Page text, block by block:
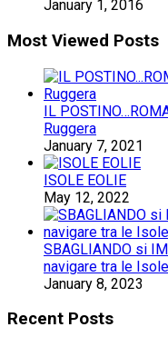
January 1, 2016
Most Viewed Posts
IL
Ruggera
January 7, 2021
ISOLE EOLIE
May 12, 2022
SBAGLIANDO si
navigare tra le
January 8, 2023
Recent Posts